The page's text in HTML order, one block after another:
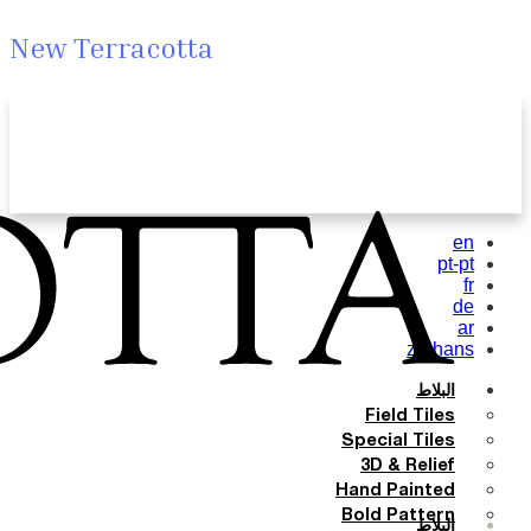
New Terracotta
البلاط
en
pt-pt
fr
de
ar
zh-hans
البلاط
Field Tiles
Special Tiles
3D & Relief
Hand Painted
Bold Pattern